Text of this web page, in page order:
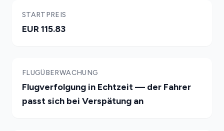
STARTPREIS
EUR 115.83
FLUGÜBERWACHUNG
Flugverfolgung in Echtzeit — der Fahrer
passt sich bei Verspätung an